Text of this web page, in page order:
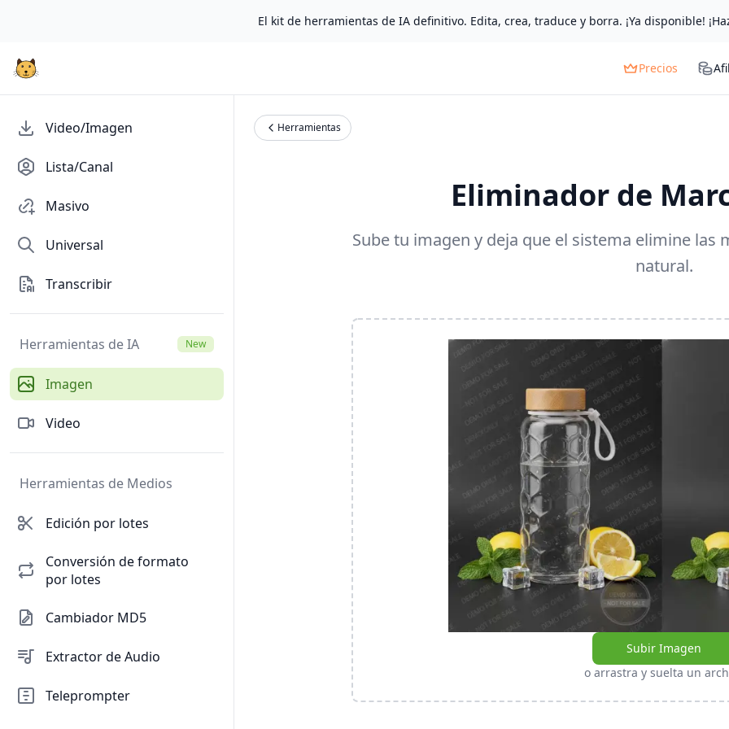
El kit de herramientas de IA definitivo. Edita, crea, traduce y borra. ¡Ya disponible!
Precios
Video/Imagen
Lista/Canal
Masivo
Universal
Transcribir
Herramientas de IA New
Imagen
Video
Herramientas de Medios
Edición por lotes
Conversión de formato
por lotes
Cambiador MD5
Extractor de Audio
Teleprompter
Herramientas
Eliminador de
Sube tu imagen y deja que el sistema elimine las
natural.
Subir Imagen
o arrastra y suelta un